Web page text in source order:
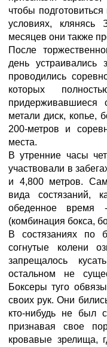
чтобы
условиях,
месяцев они также
После
день устраивались
проводились
которых
придерживавшиеся
метали диск, копье,
200-метров и
места.
В утренние часы
участвовали в
и 4,800 метров.
вида состязаний,
обеденное время
(комбинация бокса,
В состязаниях по
согнутые колени
запрещалось
остальном не
Боксеры туго
своих рук. Они
кто-нибудь не был
признавая свое
кровавые зрелища,